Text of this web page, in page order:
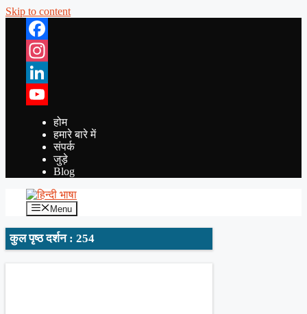
Skip to content
Facebook
Instagram
LinkedIn
YouTube
होम
हमारे बारे में
संपर्क
जुड़े
Blog
Menu
कुल पृष्ठ दर्शन : 254